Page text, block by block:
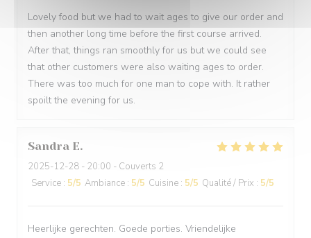
Lovely food but we had to wait ages to give our order and
then another long time before the first course arrived.
After that, things ran smoothly for us but we could see
that other customers were also waiting ages to order.
There was too much for one man to cope with. It rather
spoilt the evening for us.
Sandra E
2025-12-28 - 20:00 - Couverts 2
Service : 5/5 Ambiance : 5/5 Cuisine : 5/5 Qualité / Prix : 5/5
Heerlijke gerechten. Goede porties. Vriendelijke